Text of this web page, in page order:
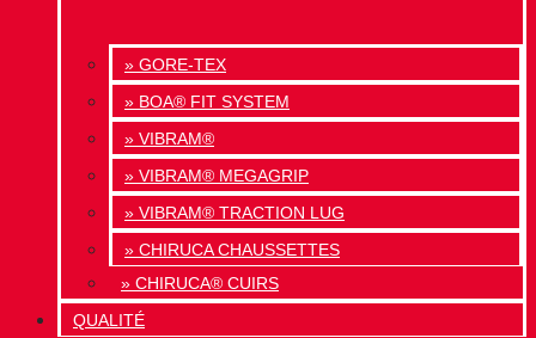
» GORE-TEX
» BOA® FIT SYSTEM
» VIBRAM®
» VIBRAM® MEGAGRIP
» VIBRAM® TRACTION LUG
» CHIRUCA CHAUSSETTES
» CHIRUCA® CUIRS
QUALITÉ